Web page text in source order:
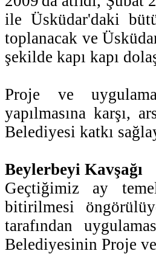
ile Üsküdar'daki
toplanacak ve
şekilde kapı kapı
Proje ve
yapılmasına karşı,
Belediyesi katkı
Beylerbeyi Kavşağı
Geçtiğimiz ay
bitirilmesi
tarafından
Belediyesinin Proje